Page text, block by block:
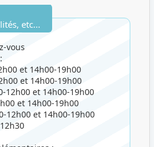
etc...
vous
et 14h00-19h00
et 14h00-19h00
12h00 et 14h00-19h00
et 14h00-19h00
12h00 et 14h00-19h00